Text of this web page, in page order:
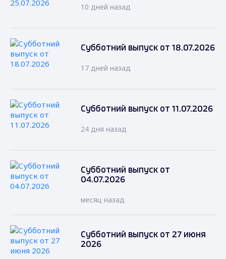
10 дней назад
Субботний выпуск от 18.07.2026
17 дней назад
Субботний выпуск от 11.07.2026
24 дня назад
Субботний выпуск от
04.07.2026
месяц назад
Субботний выпуск от 27 июня
2026